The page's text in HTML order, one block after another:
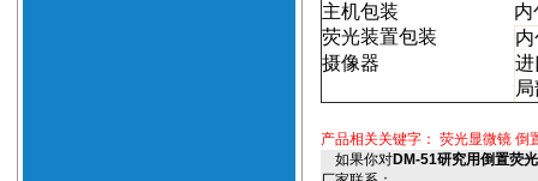
主机包装
内
荧光装置包装
摄像器
进
产品相关关键字： 荧光显微镜 倒
如果你对DM-51研究用倒置荧